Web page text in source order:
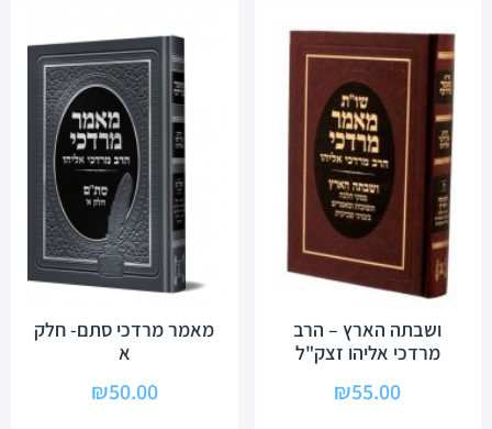
ושבתה הארץ – הרב
מרדכי אליהו זצק"ל
₪55.00
מאמר מרדכי סתם- חלק
א
₪50.00